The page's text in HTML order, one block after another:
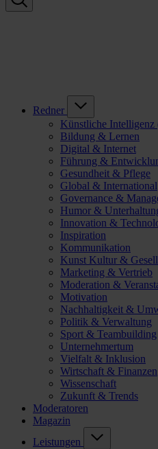
Redner
Künstliche
Bildung & Lernen
Digital & Internet
Führung &
Gesundheit & Pflege
Global & International
Governance &
Humor &
Innovation &
Inspiration
Kommunikation
Kunst Kultur &
Marketing & Vertrieb
Moderation &
Motivation
Nachhaltigkeit &
Politik & Verwaltung
Sport & Teambuilding
Unternehmertum
Vielfalt & Inklusion
Wirtschaft & Finanzen
Wissenschaft
Zukunft & Trends
Moderatoren
Magazin
Leistungen